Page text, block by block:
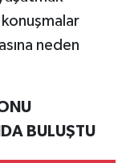
konuşmalar
neden
BULUŞTU